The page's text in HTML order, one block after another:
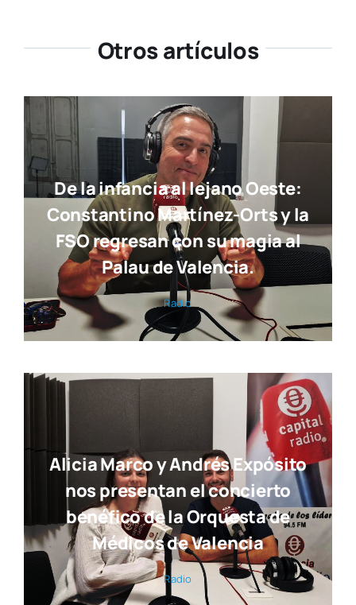
Otros artículos
De la infancia al lejano Oeste:
Constantino Martínez-Orts y la
FSO regresan con su magia al
Palau de Valencia.
Radio
Alicia Marco y Andrés Expósito
nos presentan el concierto
benéfico de la Orquesta de
Médicos de Valencia
Radio